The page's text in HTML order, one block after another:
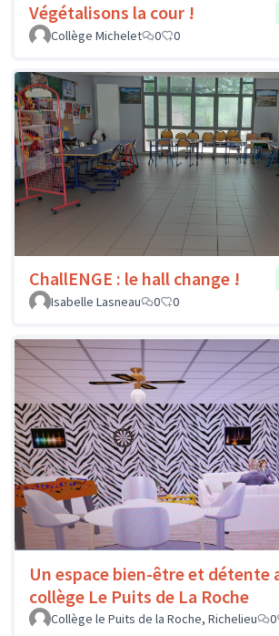
Végétalisons la cour !
Collège Michelet
0 0
ChallENGE : le hall change !
Isabelle Lasneau
0 0
Un espace bien-être et détente
collège Le Puits de La Roche
Collège le Puits de la Roche, Richelieu
0